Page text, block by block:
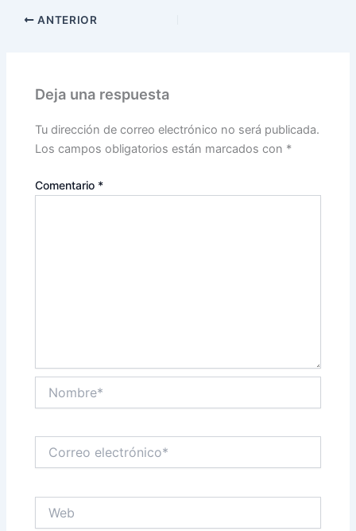
ANTERIOR
Deja una respuesta
Tu dirección de correo electrónico no será publicada.
Los campos obligatorios están marcados con *
Comentario *
electrónico*